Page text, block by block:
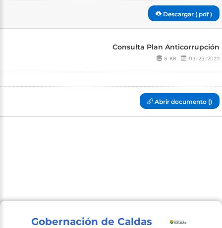
Descargar ( pdf )
Consulta Plan Anticorrupción
8 KB 03-25-2022
Abrir documento ()
Gobernación de Caldas